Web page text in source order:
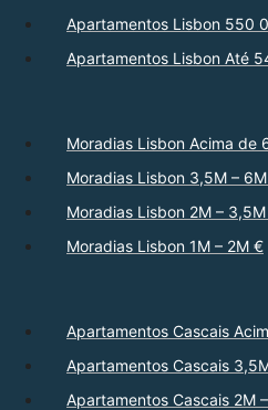
Apartamentos Lisbon 550
Apartamentos Lisbon Até
Moradias Lisbon Acima de
Moradias Lisbon 3,5M –
Moradias Lisbon 2M –
Moradias Lisbon 1M – 2M €
Apartamentos Cascais
Apartamentos Cascais
Apartamentos Cascais 2M